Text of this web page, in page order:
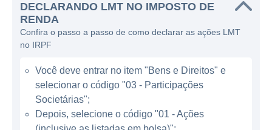
A principal área de operação da Lockheed
Martin é dividida em quatro segmentos de
negócios: Aeroespacial, Defesa, Sistemas de
segmento Aeroespacial inclui a fabricação de
aeronaves, como caças e aviões de
transporte, e é amplamente reconhecido por
modelos icônicos, como o F-16 Fighting
DECLARANDO LMT NO IMPOSTO DE
RENDA
Confira o passo a passo de como declarar as ações LMT
no IRPF
Você deve entrar no item "Bens e Direitos" e
selecionar o código "03 - Participações
Societárias";
Depois, selecione o código "01 - Ações